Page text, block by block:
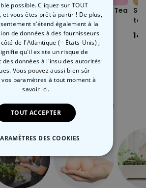
Boules de bain Bubble Tea
Boba
12,99 CHF
autres catégories de cadeux insolites
possible. Cliquez sur TOUT
et vous êtes prêt à partir ! De plus,
s'étend également à la
de données à des fournisseurs
de l'Atlantique (= États-Unis) ;
qu'il existe un risque de
données à l'insu des autorités
Vous pouvez aussi bien sûr
paramètres à tout moment à
savoir ici.
TOUT ACCEPTER
DES COOKIES
NÉCESSAIRE